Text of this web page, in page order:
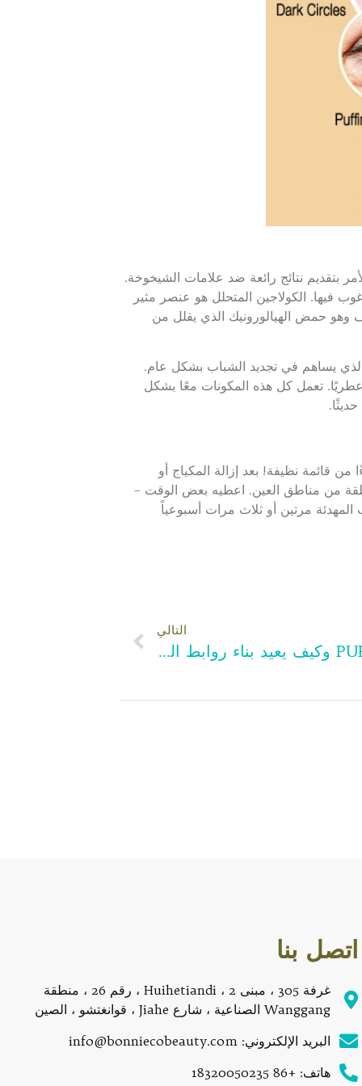
بتقديم نتائج رائعة ضد علامات الشيخوخة.
فيها. الكولاجين المتحلل هو عنصر مثير
وهو حمض الهيالورونيك الذي يقلل من
، ليس فقط أي خليط عادي! بالنسبة لأولئك الذين يستمتعون بالفخامة أيضًا – هناك الذهب الحيوي عيار 24 الذي يساهم في تجديد الشباب بشكل عام.
تعمل كل هذه المكونات معًا بشكل
قائمة نظيفة! بعد إزالة المكياج أو
من مناطق العين. اعطيه بعض الوقت –
المهدئة مرتين أو ثلاث مرات أسبوعياً
التالي
فهم العلم وراء PURC OPLEX وكيف يعيد بناء روابط الشعر المكسورة
اتصل بنا
غرفة 305 ، مبنى 2 ، Huihetiandi ، رقم 26 ، منطقة
Wanggang الصناعية ، شارع Jiahe ، قوانغتشو ، الصين
البريد الإلكتروني: info@bonniecobeauty.com
هاتف: +86 18320050235